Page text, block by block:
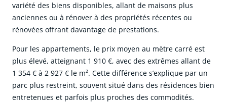
variété des biens disponibles, allant de maisons plus
anciennes ou à rénover à des propriétés récentes ou
rénovées offrant davantage de prestations.
Pour les appartements, le prix moyen au mètre carré est
plus élevé, atteignant 1 910 €, avec des extrêmes allant de
1 354 € à 2 927 € le m². Cette différence s’explique par un
parc plus restreint, souvent situé dans des résidences bien
entretenues et parfois plus proches des commodités.